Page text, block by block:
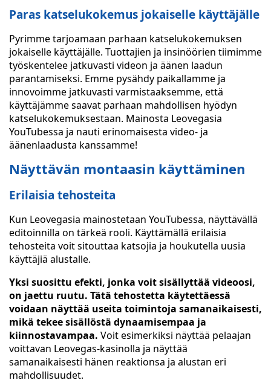
Paras katselukokemus jokaiselle käyttäjälle
Pyrimme tarjoamaan parhaan katselukokemuksen
jokaiselle käyttäjälle. Tuottajien ja insinöörien tiimimme
työskentelee jatkuvasti videon ja äänen laadun
parantamiseksi. Emme pysähdy paikallamme ja
innovoimme jatkuvasti varmistaaksemme, että
käyttäjämme saavat parhaan mahdollisen hyödyn
katselukokemuksestaan. Mainosta Leovegasia
YouTubessa ja nauti erinomaisesta video- ja
äänenlaadusta kanssamme!
Näyttävän montaasin käyttäminen
Erilaisia tehosteita
Kun Leovegasia mainostetaan YouTubessa, näyttävällä
editoinnilla on tärkeä rooli. Käyttämällä erilaisia
tehosteita voit sitouttaa katsojia ja houkutella uusia
käyttäjiä alustalle.
Yksi suosittu efekti, jonka voit sisällyttää videoosi,
on jaettu ruutu. Tätä tehostetta käytettäessä
voidaan näyttää useita toimintoja samanaikaisesti,
mikä tekee sisällöstä dynaamisempaa ja
kiinnostavampaa. Voit esimerkiksi näyttää pelaajan
voittavan Leovegas-kasinolla ja näyttää
samanaikaisesti hänen reaktionsa ja alustan eri
mahdollisuudet.